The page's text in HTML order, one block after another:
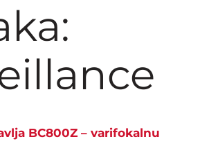
BC800Z – varifokalnu